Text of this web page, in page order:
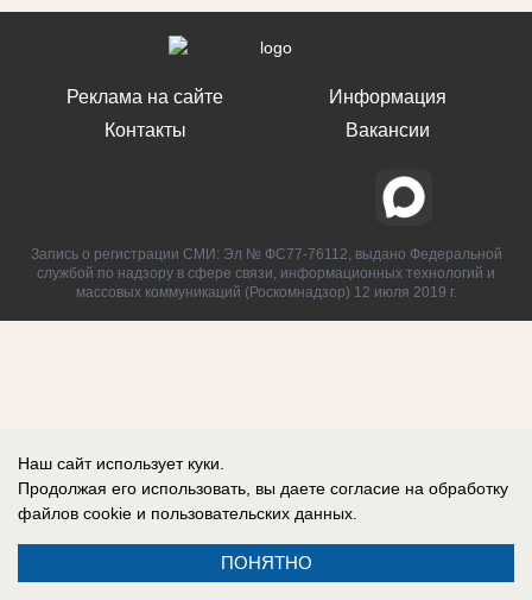
Реклама на сайте
Контакты
Информация
Вакансии
Запись о регистрации СМИ: Эл № ФС77-76112, выдано Федеральной
службой по надзору в сфере связи, информационных технологий и
массовых коммуникаций (Роскомнадзор) 12 июля 2019 г.
Наш сайт использует куки.
Продолжая его использовать, вы даете согласие на обработку
файлов cookie и пользовательских данных.
ПОНЯТНО